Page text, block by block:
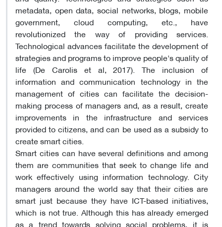
metadata, open data, social networks, blogs, mobile
government, cloud computing, etc., have
revolutionized the way of providing services.
Technological advances facilitate the development of
strategies and programs to improve people's quality of
life (De Carolis et al, 2017). The inclusion of
information and communication technology in the
management of cities can facilitate the decision-
making process of managers and, as a result, create
improvements in the infrastructure and services
provided to citizens, and can be used as a subsidy to
create smart cities.
Smart cities can have several definitions and among
them are communities that seek to change life and
work effectively using information technology. City
managers around the world say that their cities are
smart just because they have ICT-based initiatives,
which is not true. Although this has already emerged
as a trend towards solving social problems, it is